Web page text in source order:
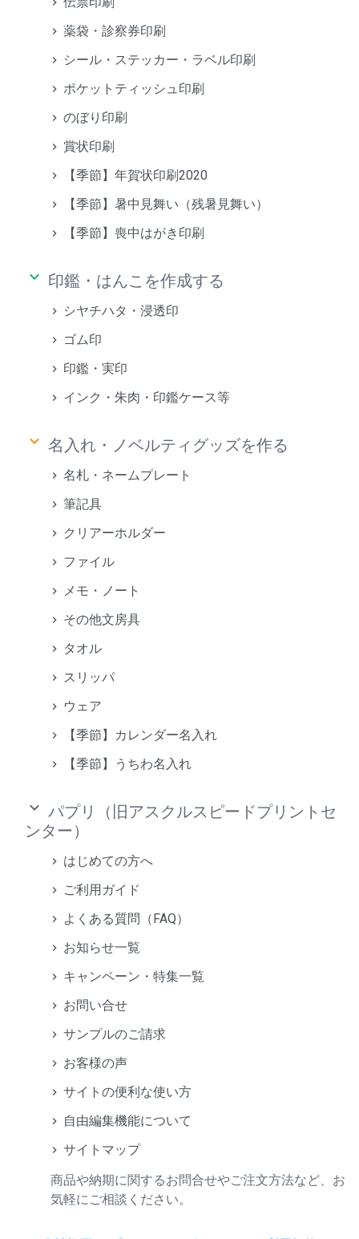
薬袋・診察券印刷
シール・ステッカー・ラベル印刷
ポケットティッシュ印刷
のぼり印刷
賞状印刷
【季節】年賀状印刷2020
【季節】暑中見舞い（残暑見舞い）
【季節】喪中はがき印刷
keyboard_arrow_down 印鑑・はんこを作成する
シヤチハタ・浸透印
ゴム印
印鑑・実印
インク・朱肉・印鑑ケース等
keyboard_arrow_down 名入れ・ノベルティグッズを作る
名札・ネームプレート
筆記具
クリアーホルダー
ファイル
メモ・ノート
その他文房具
タオル
スリッパ
ウェア
【季節】カレンダー名入れ
【季節】うちわ名入れ
keyboard_arrow_down パプリ（旧アスクルスピードプリントセ
ンター）
はじめての方へ
ご利用ガイド
よくある質問（FAQ）
お知らせ一覧
キャンペーン・特集一覧
お問い合せ
サンプルのご請求
お客様の声
サイトの便利な使い方
自由編集機能について
サイトマップ
商品や納期に関するお問合せやご注文方法など、お
気軽にご相談ください。